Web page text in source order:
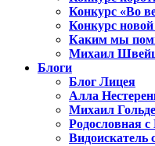
Конкурс «Во
Конкурс
Каким мы
Михаил
Блоги
Блог Лицея
Алла
Михаил
Родословная